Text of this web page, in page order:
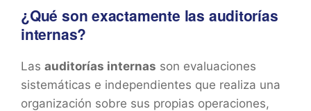
¿Qué son exactamente las auditorías
internas?
Las auditorías internas son evaluaciones
sistemáticas e independientes que realiza una
organización sobre sus propias operaciones,